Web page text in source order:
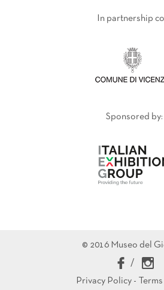
In partnership
Sponsored by:
© 2016 Museo del
/
Privacy Policy -